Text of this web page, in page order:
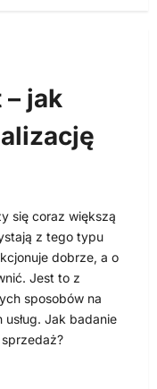
jak
się coraz większą
z tego typu
dobrze, a o
Jest to z
sposobów na
Jak badanie